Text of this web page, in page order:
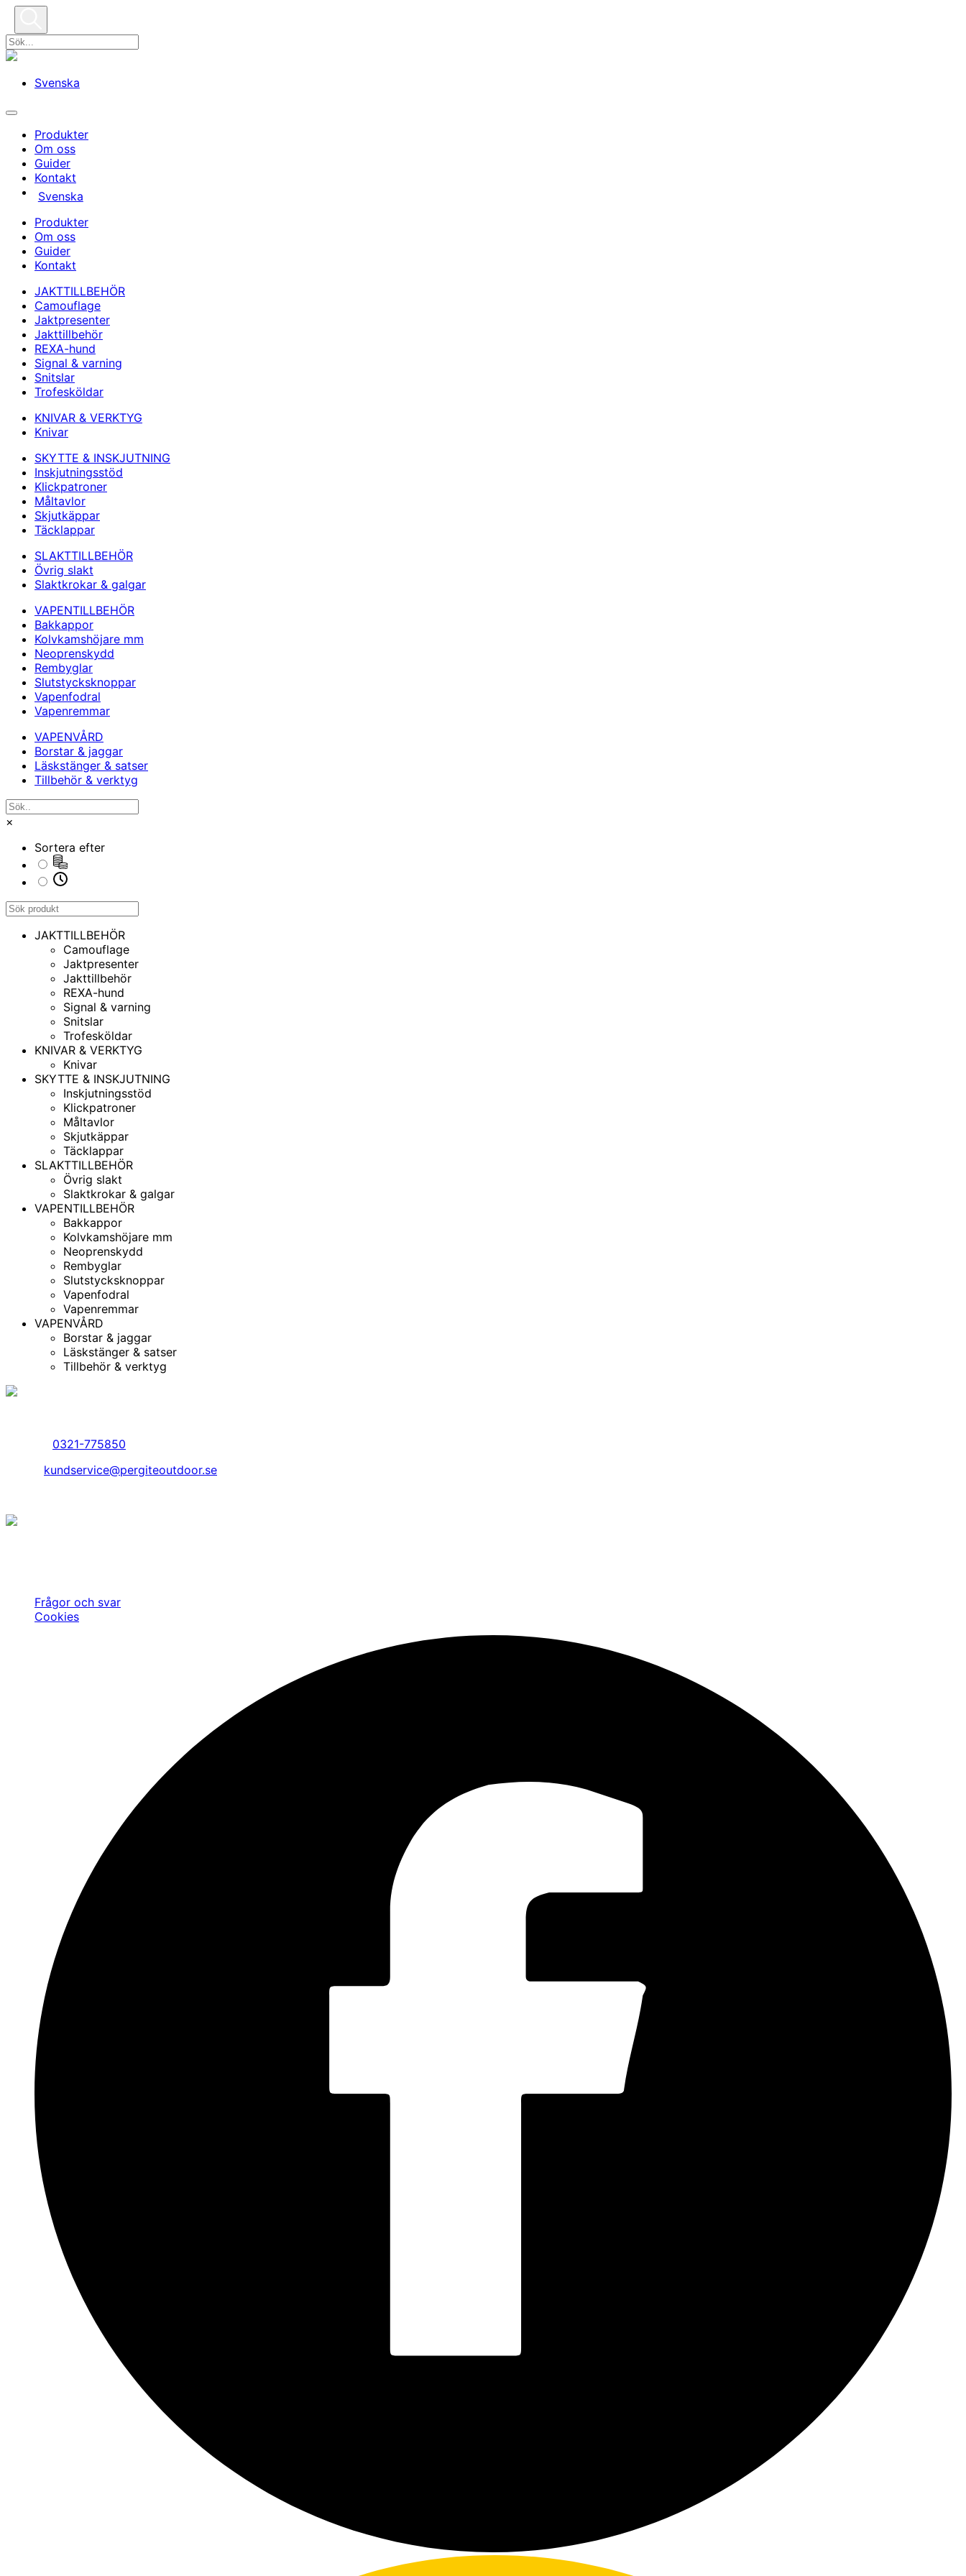
Svenska
Produkter
Om oss
Guider
Kontakt
Svenska
Produkter
Om oss
Guider
Kontakt
JAKTTILLBEHÖR
Camouflage
Jaktpresenter
Jakttillbehör
REXA-hund
Signal & varning
Snitslar
Trofesköldar
KNIVAR & VERKTYG
Knivar
SKYTTE & INSKJUTNING
Inskjutningsstöd
Klickpatroner
Måltavlor
Skjutkäppar
Täcklappar
SLAKTTILLBEHÖR
Övrig slakt
Slaktkrokar & galgar
VAPENTILLBEHÖR
Bakkappor
Kolvkamshöjare mm
Neoprenskydd
Rembyglar
Slutstycksknoppar
Vapenfodral
Vapenremmar
VAPENVÅRD
Borstar & jaggar
Läskstänger & satser
Tillbehör & verktyg
×
Sortera efter
JAKTTILLBEHÖR
Camouflage
Jaktpresenter
Jakttillbehör
REXA-hund
Signal & varning
Snitslar
Trofesköldar
KNIVAR & VERKTYG
Knivar
SKYTTE & INSKJUTNING
Inskjutningsstöd
Klickpatroner
Måltavlor
Skjutkäppar
Täcklappar
SLAKTTILLBEHÖR
Övrig slakt
Slaktkrokar & galgar
VAPENTILLBEHÖR
Bakkappor
Kolvkamshöjare mm
Neoprenskydd
Rembyglar
Slutstycksknoppar
Vapenfodral
Vapenremmar
VAPENVÅRD
Borstar & jaggar
Läskstänger & satser
Tillbehör & verktyg
0321-775850
kundservice@pergiteoutdoor.se
Frågor och svar
Cookies